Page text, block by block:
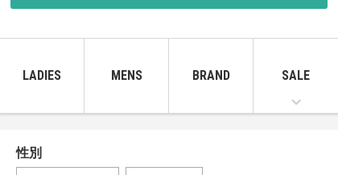
LADIES MENS BRAND SALE
性別